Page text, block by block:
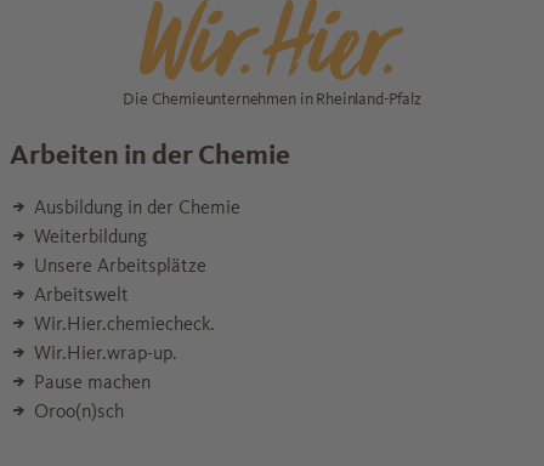
Die Chemieunternehmen in Rheinland-Pfalz
Arbeiten in der Chemie
Ausbildung in der Chemie
Weiterbildung
Unsere Arbeitsplätze
Arbeitswelt
Wir.Hier.chemiecheck.
Wir.Hier.wrap-up.
Pause machen
Oroo(n)sch